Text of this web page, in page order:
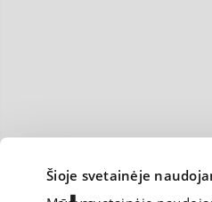
Šioje svetainėje